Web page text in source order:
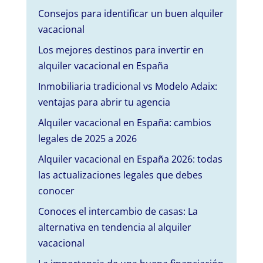
Consejos para identificar un buen alquiler
vacacional
Los mejores destinos para invertir en
alquiler vacacional en España
Inmobiliaria tradicional vs Modelo Adaix:
ventajas para abrir tu agencia
Alquiler vacacional en España: cambios
legales de 2025 a 2026
Alquiler vacacional en España 2026: todas
las actualizaciones legales que debes
conocer
Conoces el intercambio de casas: La
alternativa en tendencia al alquiler
vacacional